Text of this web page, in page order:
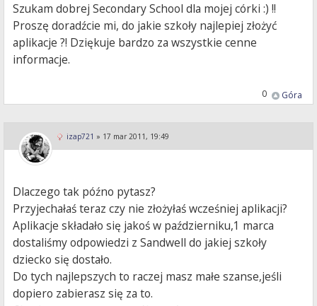
Szukam dobrej Secondary School dla mojej córki :) !!
Proszę doradźcie mi, do jakie szkoły najlepiej złożyć
aplikacje ?! Dziękuje bardzo za wszystkie cenne
informacje.
Góra
0
izap721 » 17 mar 2011, 19:49
Dlaczego tak późno pytasz?
Przyjechałaś teraz czy nie złożyłaś wcześniej aplikacji?
Aplikacje składało się jakoś w październiku,1 marca
dostaliśmy odpowiedzi z Sandwell do jakiej szkoły
dziecko się dostało.
Do tych najlepszych to raczej masz małe szanse,jeśli
dopiero zabierasz się za to.